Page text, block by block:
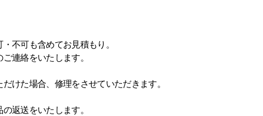
不可も含めてお見積もり。
連絡をいたします。
けた場合、修理をさせていただきます。
返送をいたします。